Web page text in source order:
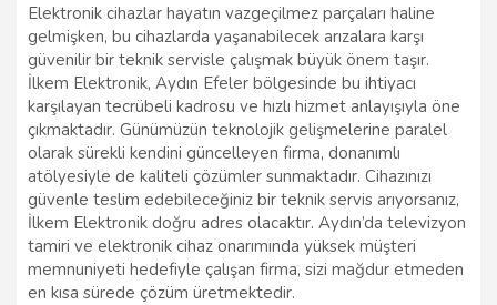
Elektronik cihazlar hayatın vazgeçilmez parçaları haline
gelmişken, bu cihazlarda yaşanabilecek arızalara karşı
güvenilir bir teknik servisle çalışmak büyük önem taşır.
İlkem Elektronik, Aydın Efeler bölgesinde bu ihtiyacı
karşılayan tecrübeli kadrosu ve hızlı hizmet anlayışıyla öne
çıkmaktadır. Günümüzün teknolojik gelişmelerine paralel
olarak sürekli kendini güncelleyen firma, donanımlı
atölyesiyle de kaliteli çözümler sunmaktadır. Cihazınızı
güvenle teslim edebileceğiniz bir teknik servis arıyorsanız,
İlkem Elektronik doğru adres olacaktır. Aydın’da televizyon
tamiri ve elektronik cihaz onarımında yüksek müşteri
memnuniyeti hedefiyle çalışan firma, sizi mağdur etmeden
en kısa sürede çözüm üretmektedir.